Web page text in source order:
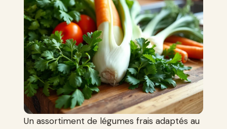
Un assortiment de légumes frais adaptés au